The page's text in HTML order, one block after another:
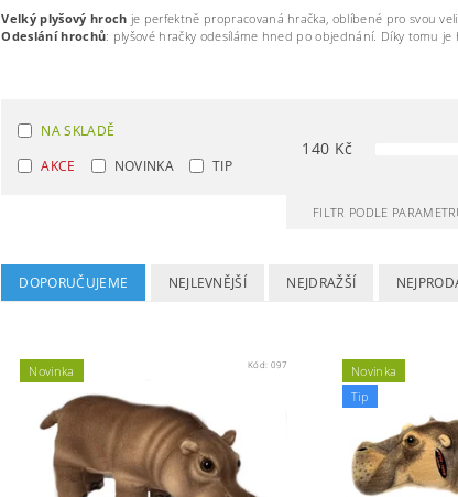
Velký plyšový hroch je perfektně propracovaná hračka, oblíbené pro svou
Odeslání hrochů: plyšové hračky odesíláme hned po objednání. Díky tomu
NA SKLADĚ
AKCE
NOVINKA TIP
140 Kč
FILTR PODLE
DOPORUČUJEME NEJLEVNĚJŠÍ NEJDRAŽŠÍ
Novinka Kód: 097
Novinka
Tip